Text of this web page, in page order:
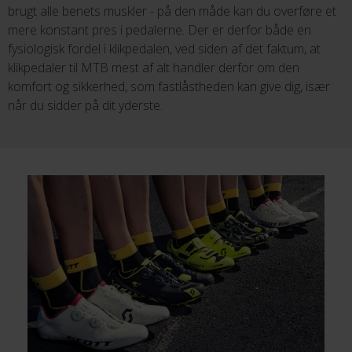
brugt alle benets muskler - på den måde kan du overføre et
mere konstant pres i pedalerne. Der er derfor både en
fysiologisk fordel i klikpedalen, ved siden af det faktum, at
klikpedaler til MTB mest af alt handler derfor om den
komfort og sikkerhed, som fastlåstheden kan give dig, især
når du sidder på dit yderste.